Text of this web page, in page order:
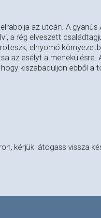
az utcán. A
a rég elveszett
elnyomó
az esélyt a
kiszabaduljon ebből a
kérjük látogass vissza